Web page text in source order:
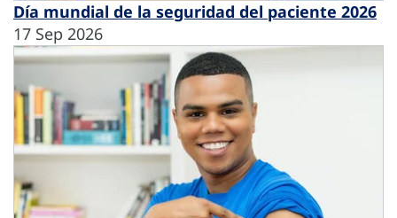
Día mundial de la seguridad del paciente 2026
17 Sep 2026